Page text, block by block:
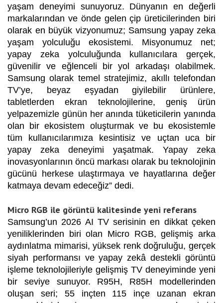
yaşam deneyimi sunuyoruz. Dünyanın en değerli
markalarından ve önde gelen çip üreticilerinden biri
olarak en büyük vizyonumuz; Samsung yapay zeka
yaşam yolculuğu ekosistemi. Misyonumuz net;
yapay zeka yolculuğunda kullanıcılara gerçek,
güvenilir ve eğlenceli bir yol arkadaşı olabilmek.
Samsung olarak temel stratejimiz, akıllı telefondan
TV’ye, beyaz eşyadan giyilebilir ürünlere,
tabletlerden ekran teknolojilerine, geniş ürün
yelpazemizle günün her anında tüketicilerin yanında
olan bir ekosistem oluşturmak ve bu ekosistemle
tüm kullanıcılarımıza kesintisiz ve uçtan uca bir
yapay zeka deneyimi yaşatmak. Yapay zeka
inovasyonlarının öncü markası olarak bu teknolojinin
gücünü herkese ulaştırmaya ve hayatlarına değer
katmaya devam edeceğiz” dedi.
Micro RGB ile görüntü kalitesinde yeni referans
Samsung’un 2026 AI TV serisinin en dikkat çeken
yeniliklerinden biri olan Micro RGB, gelişmiş arka
aydınlatma mimarisi, yüksek renk doğruluğu, gerçek
siyah performansı ve yapay zekâ destekli görüntü
işleme teknolojileriyle gelişmiş TV deneyiminde yeni
bir seviye sunuyor. R95H, R85H modellerinden
oluşan seri; 55 inçten 115 inçe uzanan ekran